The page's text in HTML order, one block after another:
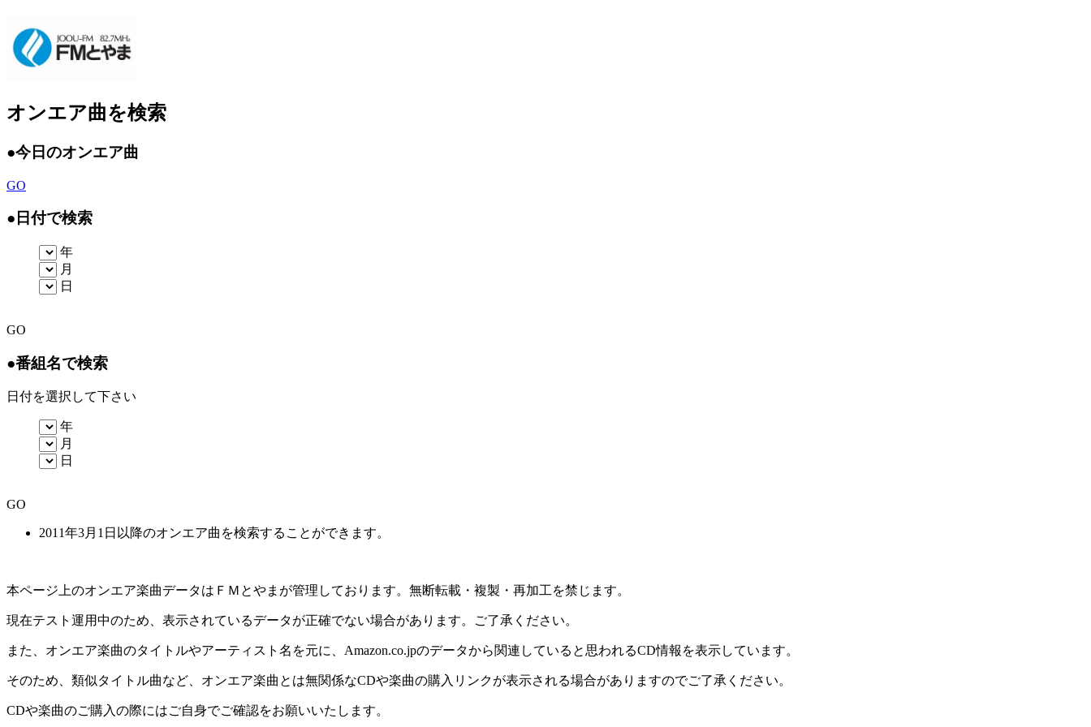
オンエア曲を検索
●今日のオンエア曲
GO
● 日付で検索
年
月
日
GO
●番組名で検索
日付を選択して下さい
年
月
日
GO
2011年3月1日以降のオンエア曲を検索することができます。
本ページ上のオンエア楽曲データはＦＭとやまが管理しております。無断転載・複製・再加工を禁じます。
現在テスト運用中のため、表示されているデータが正確でない場合があります。ご了承ください。
また、オンエア楽曲のタイトルやアーティスト名を元に、Amazon.co.jpのデータから関連していると思われるCD情報を表示しています。
そのため、類似タイトル曲など、オンエア楽曲とは無関係なCDや楽曲の購入リンクが表示される場合がありますのでご了承ください。
CDや楽曲のご購入の際にはご自身でご確認をお願いいたします。